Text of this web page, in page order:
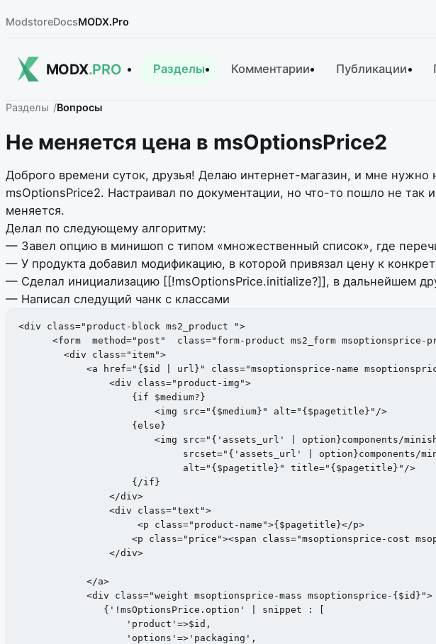
ModstoreDocsMODX.Pro
MODX.PRO Разделы Комментарии Публикации
Разделы Вопросы
Не меняется цена в msOptionsPrice2
Доброго времени суток, друзья! Делаю интернет-магазин, и мне
msOptionsPrice2. Настраивал по документации, но что-то пошло не так
меняется.
Делал по следующему алгоритму:
— Завел опцию в минишоп с типом «множественный список», где
— У продукта добавил модификацию, в которой привязал цену к
— Сделал инициализацию [[!msOptionsPrice.initialize?]], в дальнейшем
— Написал следущий чанк с классами
<div class="product-block ms2_product ">
<form  method="post"  class="form-product ms2_form msoptionsprice-
        <div class="item">
<a href="{$id | url}" class="msoptionsprice-name
                <div class="product-img">
                    {if $medium?}
                        <img src="{$medium}" alt="{$pagetitle}"/>
                    {else}
<img src="{'assets_url' | option}components/
srcset="{'assets_url' | option}components/
                             alt="{$pagetitle}" title="{$pagetitle}"/>
                    {/if}
                </div>
                <div class="text">
                     <p class="product-name">{$pagetitle}</p>
<p class="price"><span class="msoptionsprice-cost
                </div>
            </a>
            <div class="weight msoptionsprice-mass msoptionsprice-{$id}">
               {'!msOptionsPrice.option' | snippet : [
                   'product'=>$id,
                   'options'=>'packaging',